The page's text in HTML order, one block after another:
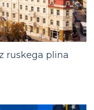
ruskega plina